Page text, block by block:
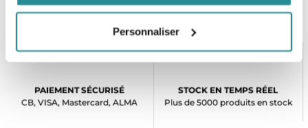
Personnaliser
PAIEMENT SÉCURISÉ
CB, VISA, Mastercard, ALMA
STOCK EN TEMPS RÉEL
Plus de 5000 produits en stock